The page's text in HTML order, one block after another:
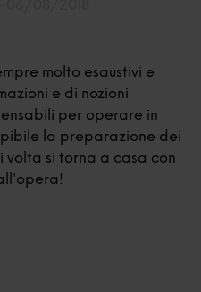
molto esaustivi e
e di nozioni
per operare in
la preparazione dei
volta si torna a casa con